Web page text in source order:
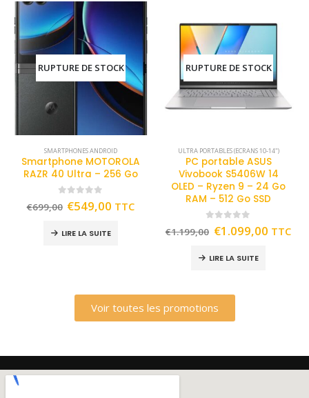
RUPTURE DE STOCK
SMARTPHONES ANDROID
Smartphone MOTOROLA
RAZR 40 Ultra – 256 Go
out of 5
€699,00 €549,00 TTC
LIRE LA SUITE
RUPTURE DE STOCK
ULTRA PORTABLES (ECRANS 10-14")
PC portable ASUS
Vivobook S5406W 14
OLED – Ryzen 9 – 24 Go
RAM – 512 Go SSD
out of 5
€1.199,00 €1.099,00 TTC
LIRE LA SUITE
Voir toutes les promotions